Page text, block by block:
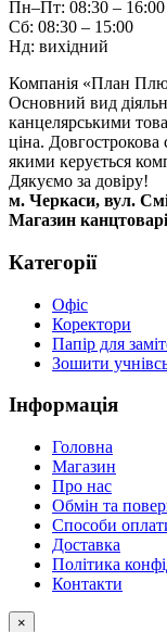
Пн–Пт: 08:30 – 16:00
Сб: 08:30 – 15:00
Нд: вихідний
Компанія «План
Основний вид
канцелярськими
ціна.
якими керується
Дякуємо за довіру!
м. Черкаси, вул.
Магазин
Категорії
Офіс
Коректори
Папір для
Зошити
Інформація
Головна
Магазин
Про нас
Обмін та
Способи
Доставка
Політика
Контакти
×